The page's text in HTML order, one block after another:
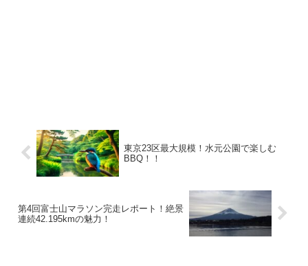
東京23区最大規模！水元公園で楽しむ
BBQ！！
第4回富士山マラソン完走レポート！絶景
連続42.195kmの魅力！